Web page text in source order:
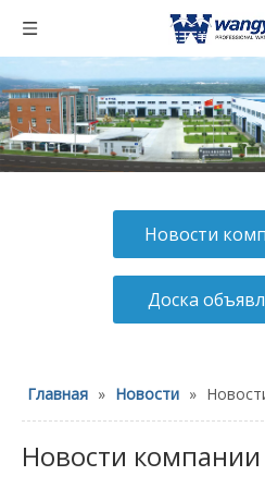
Новости
Доска
Главная » Новости »
Новости компании